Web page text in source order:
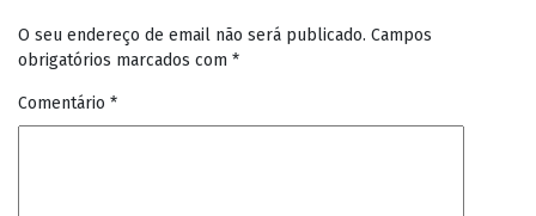
O seu endereço de email não será publicado. Campos
obrigatórios marcados com *
Comentário *